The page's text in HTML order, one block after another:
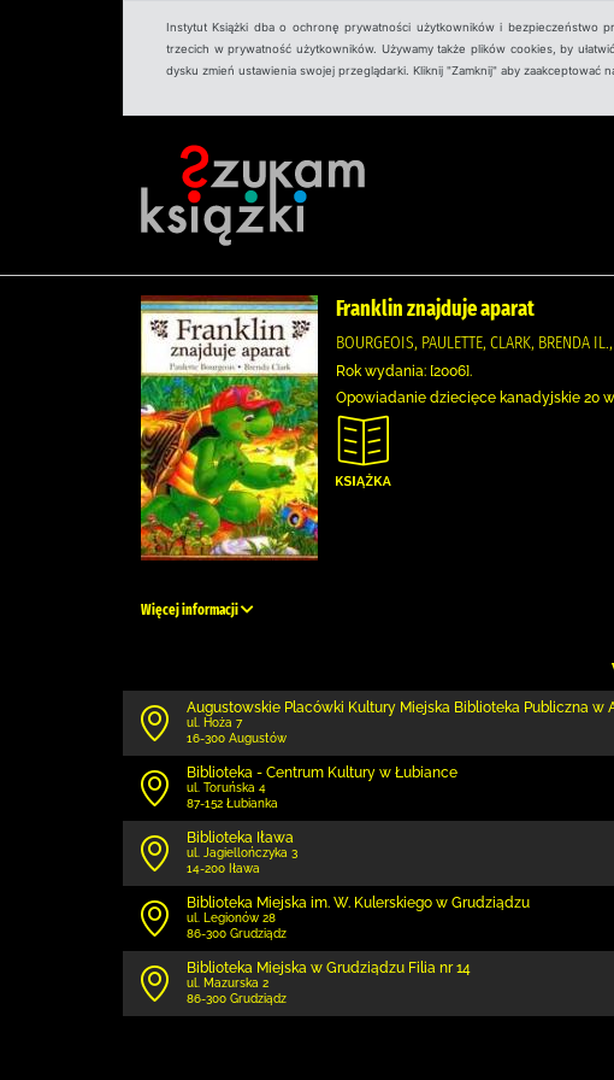
Instytut Książki dba o ochronę prywatności użytkowników i bezpieczeństwo
trzecich w prywatność użytkowników. Używamy także plików cookies, by
dysku zmień ustawienia swojej przeglądarki. Kliknij "Zamknij" aby zaakceptować
Franklin znajduje aparat
BOURGEOIS, PAULETTE, CLARK, BRENDA
Rok wydania: [2006].
Opowiadanie dziecięce kanadyjskie 20
Więcej informacji
Augustowskie Placówki Kultury Miejska Biblioteka Publiczna w
ul. Hoża 7
16-300 Augustów
Biblioteka - Centrum Kultury w Łubiance
ul. Toruńska 4
87-152 Łubianka
Biblioteka Iława
ul. Jagiellończyka 3
14-200 Iława
Biblioteka Miejska im. W. Kulerskiego w Grudziądzu
ul. Legionów 28
86-300 Grudziądz
Biblioteka Miejska w Grudziądzu Filia nr 14
ul. Mazurska 2
86-300 Grudziądz